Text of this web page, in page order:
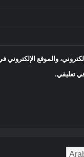
والموقع الإلكتروني
تعليقي.